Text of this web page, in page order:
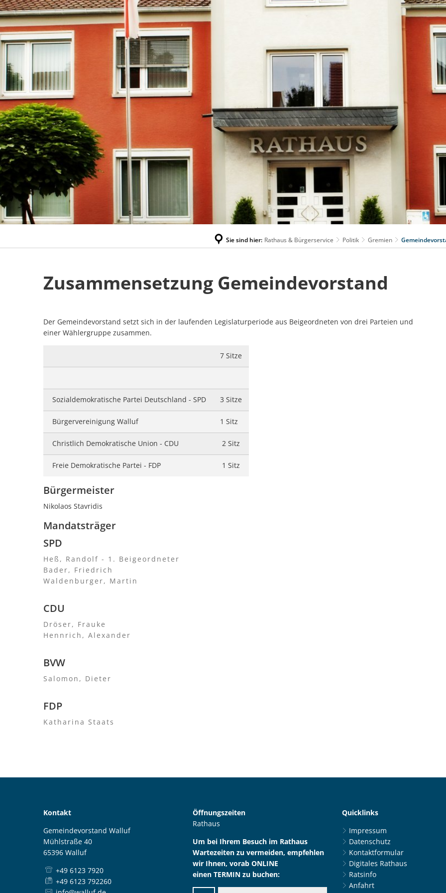
RATHAUS & BÜRGERSERVICE LEBEN IN WALLUF
Sie sind hier: Rathaus & Bürgerservice Politik Gremien
Gemeindevorstand
Zusammensetzung Gemeindevorstand
Der Gemeindevorstand setzt sich in der laufenden Legislaturperiode aus Beigeordneten von drei Parteien und
einer Wählergruppe zusammen.
7 Sitze
Sozialdemokratische Partei Deutschland - SPD 3 Sitze
Bürgervereinigung Walluf 1 Sitz
Christlich Demokratische Union - CDU 2 Sitz
Freie Demokratische Partei - FDP 1 Sitz
Bürgermeister
Nikolaos Stavridis
Mandatsträger
SPD
Heß, Randolf - 1. Beigeordneter
Bader, Friedrich
Waldenburger, Martin
CDU
Dröser, Frauke
Hennrich, Alexander
BVW
Salomon, Dieter
FDP
Katharina Staats
Kontakt
Gemeindevorstand Walluf
Mühlstraße 40
65396 Walluf
+49 6123 7920
+49 6123 792260
Öffnungszeiten
Rathaus
Um bei Ihrem Besuch im Rathaus
Wartezeiten zu vermeiden, empfehlen
wir Ihnen, vorab ONLINE
einen TERMIN zu buchen:
Quicklinks
Impressum
Datenschutz
Kontaktformular
Digitales Rathaus
Ratsinfo
Anfahrt